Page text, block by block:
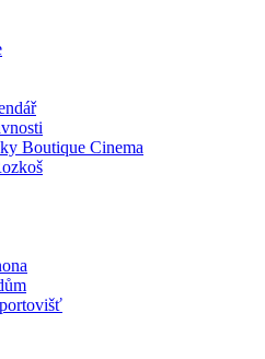
Boutique Cinema